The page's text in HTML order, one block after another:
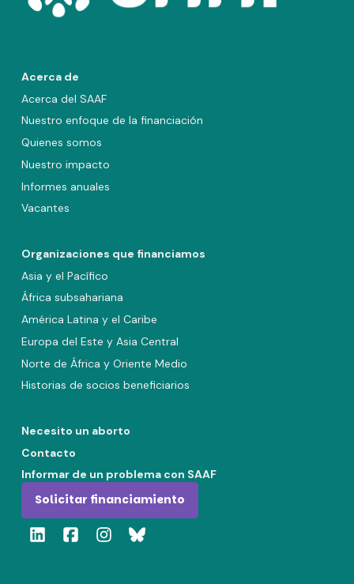
Acerca de
Acerca del SAAF
Nuestro enfoque de la financiación
Quienes somos
Nuestro impacto
Informes anuales
Vacantes
Organizaciones que financiamos
Asia y el Pacífico
África subsahariana
América Latina y el Caribe
Europa del Este y Asia Central
Norte de África y Oriente Medio
Historias de socios beneficiarios
Necesito un aborto
Contacto
Informar de un problema con SAAF
Solicitar financiamiento